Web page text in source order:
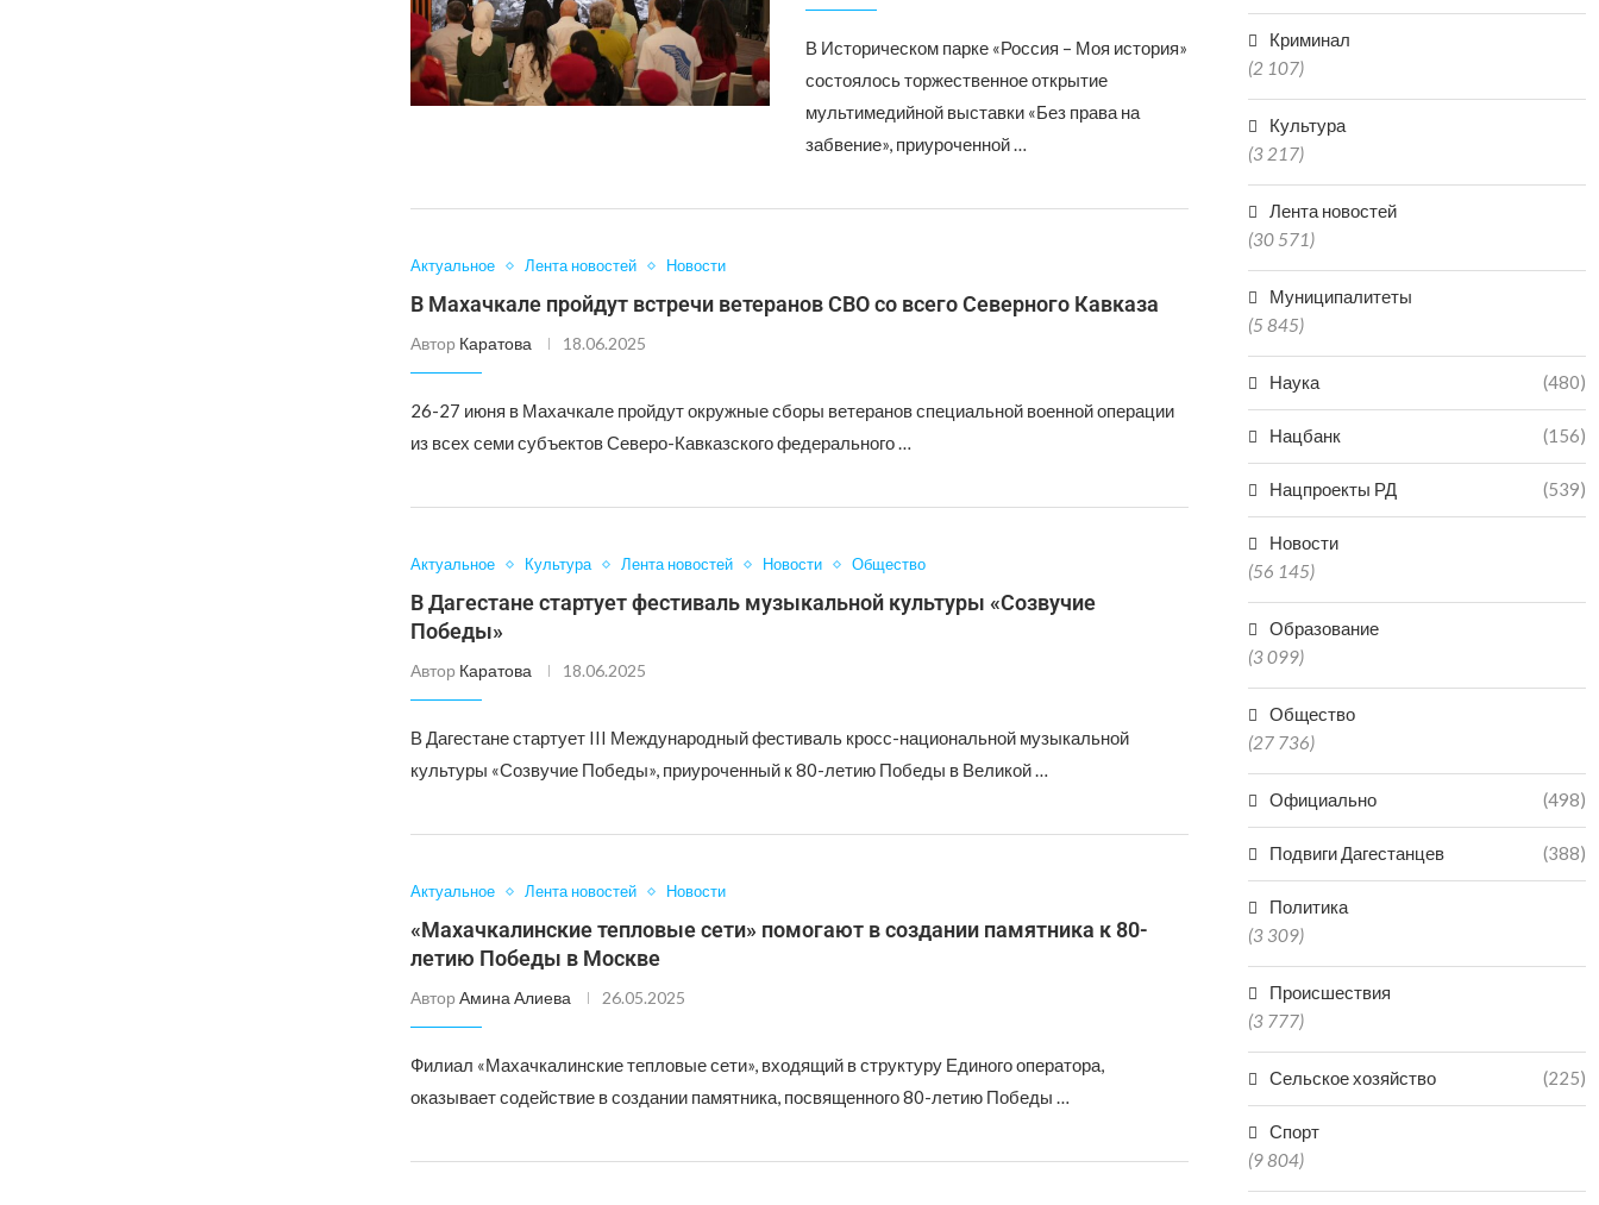
В Историческом парке «Россия – Моя история»
состоялось торжественное открытие
мультимедийной выставки «Без права на
забвение», приуроченной …
Актуальное Лента новостей Новости
В Махачкале пройдут встречи ветеранов СВО со всего Северного Кавказа
Автор Каратова 18.06.2025
26-27 июня в Махачкале пройдут окружные сборы ветеранов специальной военной операции
из всех семи субъектов Северо-Кавказского федерального …
Актуальное Культура Лента новостей Новости Общество
В Дагестане стартует фестиваль музыкальной культуры «Созвучие
Победы»
Автор Каратова 18.06.2025
В Дагестане стартует III Международный фестиваль кросс-национальной музыкальной
культуры «Созвучие Победы», приуроченный к 80-летию Победы в Великой …
Актуальное Лента новостей Новости
«Махачкалинские тепловые сети» помогают в создании памятника к 80-
летию Победы в Москве
Автор Амина Алиева 26.05.2025
Филиал «Махачкалинские тепловые сети», входящий в структуру Единого оператора,
оказывает содействие в создании памятника, посвященного 80-летию Победы …
Криминал
(2 107)
Культура
(3 217)
Лента новостей
(30 571)
Муниципалитеты
(5 845)
Наука (480)
Нацбанк (156)
Нацпроекты РД (539)
Новости
(56 145)
Образование
(3 099)
Общество
(27 736)
Официально (498)
Подвиги Дагестанцев (388)
Политика
(3 309)
Происшествия
(3 777)
Сельское хозяйство (225)
Спорт
(9 804)